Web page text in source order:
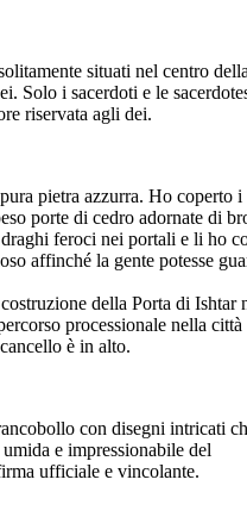
situati nel centro
Solo i sacerdoti e le
riservata agli dei.
pietra azzurra. Ho coperto
porte di cedro adornate di
feroci nei portali e li ho
affinché la gente potesse
della Porta di Ishtar
processionale nella città
è in alto.
con disegni intricati
e impressionabile del
ufficiale e vincolante.